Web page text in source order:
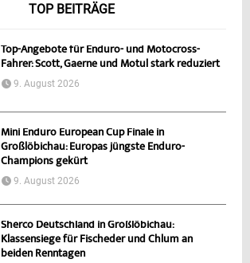
TOP BEITRÄGE
Top-Angebote für Enduro- und Motocross-
Fahrer: Scott, Gaerne und Motul stark reduziert
9. August 2026
Mini Enduro European Cup Finale in
Großlöbichau: Europas jüngste Enduro-
Champions gekürt
9. August 2026
Sherco Deutschland in Großlöbichau:
Klassensiege für Fischeder und Chlum an
beiden Renntagen